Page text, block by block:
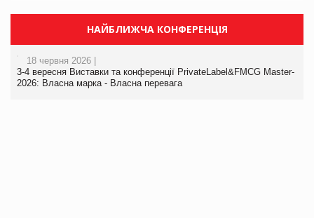
НАЙБЛИЖЧА КОНФЕРЕНЦІЯ
18 червня 2026 |
3-4 вересня Виставки та конференції PrivateLabel&FMCG Master-
2026: Власна марка - Власна перевага